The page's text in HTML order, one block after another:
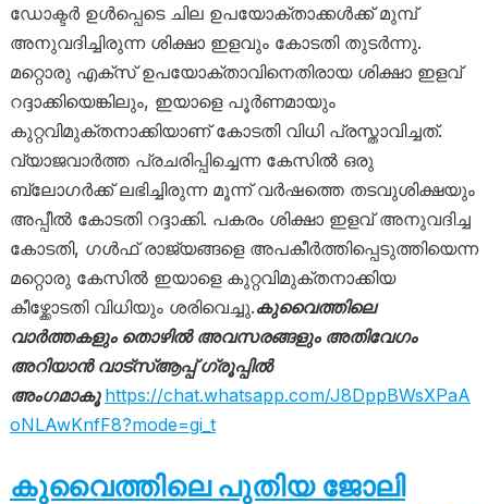
ഡോക്ടർ ഉൾപ്പെടെ ചില ഉപയോക്താക്കൾക്ക് മുമ്പ്
അനുവദിച്ചിരുന്ന ശിക്ഷാ ഇളവും കോടതി തുടർന്നു.
മറ്റൊരു എക്സ് ഉപയോക്താവിനെതിരായ ശിക്ഷാ ഇളവ്
റദ്ദാക്കിയെങ്കിലും, ഇയാളെ പൂർണമായും
കുറ്റവിമുക്തനാക്കിയാണ് കോടതി വിധി പ്രസ്താവിച്ചത്.
വ്യാജവാർത്ത പ്രചരിപ്പിച്ചെന്ന കേസിൽ ഒരു
ബ്ലോഗർക്ക് ലഭിച്ചിരുന്ന മൂന്ന് വർഷത്തെ തടവുശിക്ഷയും
അപ്പീൽ കോടതി റദ്ദാക്കി. പകരം ശിക്ഷാ ഇളവ് അനുവദിച്ച
കോടതി, ഗൾഫ് രാജ്യങ്ങളെ അപകീർത്തിപ്പെടുത്തിയെന്ന
മറ്റൊരു കേസിൽ ഇയാളെ കുറ്റവിമുക്തനാക്കിയ
കീഴ്ക്കോടതി വിധിയും ശരിവെച്ചു.കുവൈത്തിലെ
വാർത്തകളും തൊഴിൽ അവസരങ്ങളും അതിവേഗം
അറിയാൻ വാട്സ്ആപ്പ് ഗ്രൂപ്പിൽ
അംഗമാകൂ https://chat.whatsapp.com/J8DppBWsXPaA
oNLAwKnfF8?mode=gi_t
കുവൈത്തിലെ പുതിയ ജോലി